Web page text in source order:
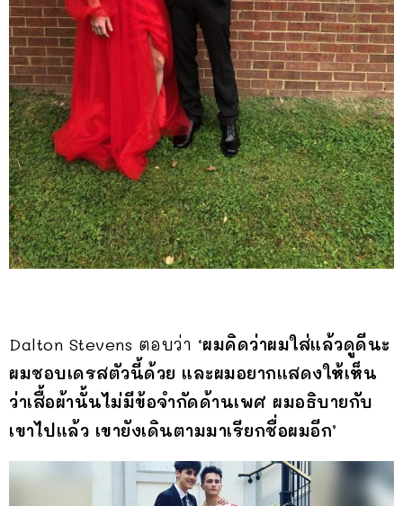
Dalton Stevens ตอบว่า ‘ผมคิดว่าผมใส่แล้วดูดีนะ
ผมชอบเดรสตัวนี้ด้วย และผมอยากแสดงให้เห็น
ว่าเสื้อผ้านั้นไม่มีข้อจำกัดด้านเพศ ผมอธิบายกับ
เขาไปแล้ว เขายังเดินตามมาเรียกชื่อผมอีก’